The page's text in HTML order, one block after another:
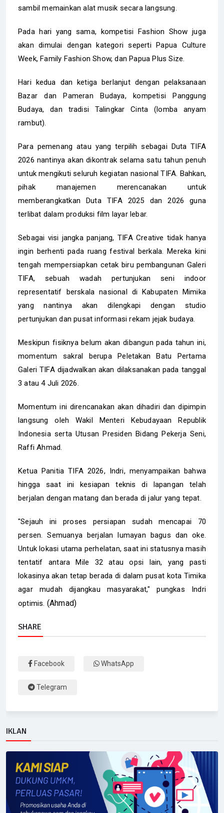
sambil memainkan alat musik secara langsung.
Pada hari yang sama, kompetisi Fashion Show juga
akan dimulai dengan kategori seperti Papua Culture
Week, Family Fashion Show, dan Papua Plus Size.
Hari kedua dan ketiga berlanjut dengan pelaksanaan
Bazar dan Pameran Budaya, kompetisi Panggung
Budaya, dan tradisi Talingkar Cinta (lomba anyam
rambut).
Para pemenang atau yang terpilih sebagai Duta TIFA
2026 nantinya akan dikontrak selama satu tahun penuh
untuk mengikuti seluruh kegiatan nasional TIFA. Bahkan,
pihak manajemen merencanakan untuk
memberangkatkan Duta TIFA 2025 dan 2026 guna
terlibat dalam produksi film layar lebar.
Sebagai visi jangka panjang, TIFA Creative tidak hanya
ingin berhenti pada ruang festival berkala. Mereka kini
tengah mempersiapkan cetak biru pembangunan Galeri
TIFA, sebuah wadah pertunjukan seni indoor
representatif berskala nasional di Kabupaten Mimika
yang nantinya akan dilengkapi dengan studio
pertunjukan dan pusat informasi rekam jejak budaya.
Meskipun fisiknya belum akan dibangun pada tahun ini,
momentum sakral berupa Peletakan Batu Pertama
Galeri TIFA dijadwalkan akan dilaksanakan pada tanggal
3 atau 4 Juli 2026.
Momentum ini direncanakan akan dihadiri dan dipimpin
langsung oleh Wakil Menteri Kebudayaan Republik
Indonesia serta Utusan Presiden Bidang Pekerja Seni,
Raffi Ahmad.
Ketua Panitia TIFA 2026, Indri, menyampaikan bahwa
hingga saat ini kesiapan teknis di lapangan telah
berjalan dengan matang dan berada di jalur yang tepat.
"Sejauh ini proses persiapan sudah mencapai 70
persen. Semuanya berjalan lumayan bagus dan oke.
Untuk lokasi utama perhelatan, saat ini statusnya masih
tentatif antara Mile 32 atau opsi lain, yang pasti
lokasinya akan tetap berada di dalam pusat kota Timika
agar mudah dijangkau masyarakat," pungkas Indri
optimis. (Ahmad)
SHARE
Facebook WhatsApp
Telegram
IKLAN